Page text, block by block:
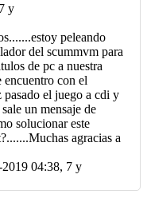
7 y
peleando
del scummvm para
de pc a nuestra
encuentro con el
pasado el juego a cdi y
un mensaje de
solucionar este
agracias a
04:38, 7 y